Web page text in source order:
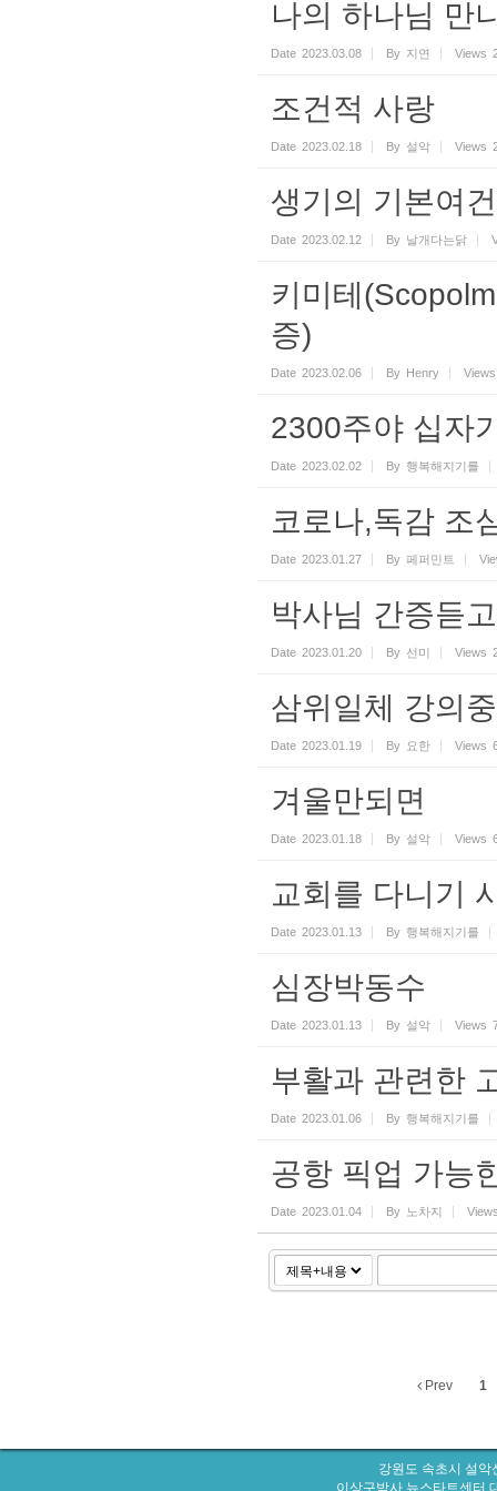
나의 하나님 만
Date 2023.03.08 By 지연 Views
조건적 사랑
Date 2023.02.18 By 설악 Views
생기의 기본여
Date 2023.02.12 By 날개다는닭
키미테
증)
Date 2023.02.06 By Henry Views
2300주야 십자
Date 2023.02.02 By 행복해지기를
코로나,독감 조
Date 2023.01.27 By 페퍼민트
박사님 간증듣
Date 2023.01.20 By 선미 Views
삼위일체 강의
Date 2023.01.19 By 요한 Views
겨울만되면
Date 2023.01.18 By 설악 Views
교회를 다니기
Date 2023.01.13 By 행복해지기를
심장박동수
Date 2023.01.13 By 설악 Views
부활과 관련한
Date 2023.01.06 By 행복해지기를
공항 픽업 가능
Date 2023.01.04 By 노차지
Prev 1
강원도 속초시 설
이상구박사 뉴스타트센터